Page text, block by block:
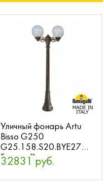
Уличный фонарь Artu
Bisso G250
G25.158.S20.BYE27
Fumagalli
32831 руб.